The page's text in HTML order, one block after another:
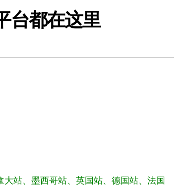
台都在这里
站、墨西哥站、英国站、德国站、法国